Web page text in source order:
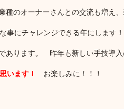
のオーナーさんとの交流も増え
事にチャレンジできる年にします！
あります。 昨年も新しい手技導
思います！ お楽しみに！！！